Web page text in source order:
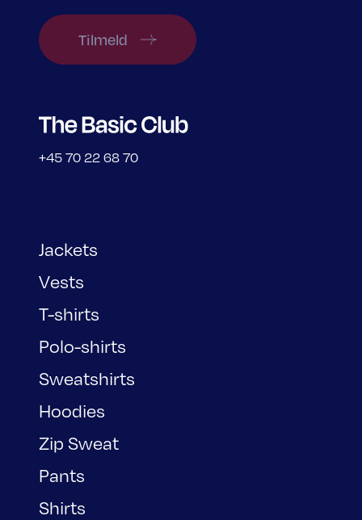
Tilmeld
+45 70 22 68 70
Jackets
Vests
T-shirts
Polo-shirts
Sweatshirts
Hoodies
Zip Sweat
Pants
Shirts